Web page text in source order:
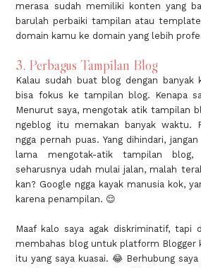
merasa sudah memiliki konten yang
barulah perbaiki tampilan atau
domain kamu ke domain yang lebih
3. Perbagus Tampilan Blog
Kalau sudah buat blog dengan banyak
bisa fokus ke tampilan blog. Kenapa
Menurut saya, mengotak atik tampilan
ngeblog itu memakan banyak waktu.
ngga pernah puas. Yang dihindari,
lama mengotak-atik tampilan
seharusnya udah mulai jalan, malah
kan? Google ngga kayak manusia kok,
karena penampilan. 😌
Maaf kalo saya agak diskriminatif, tapi
membahas blog untuk platform Blogger
itu yang saya kuasai. 😂 Berhubung